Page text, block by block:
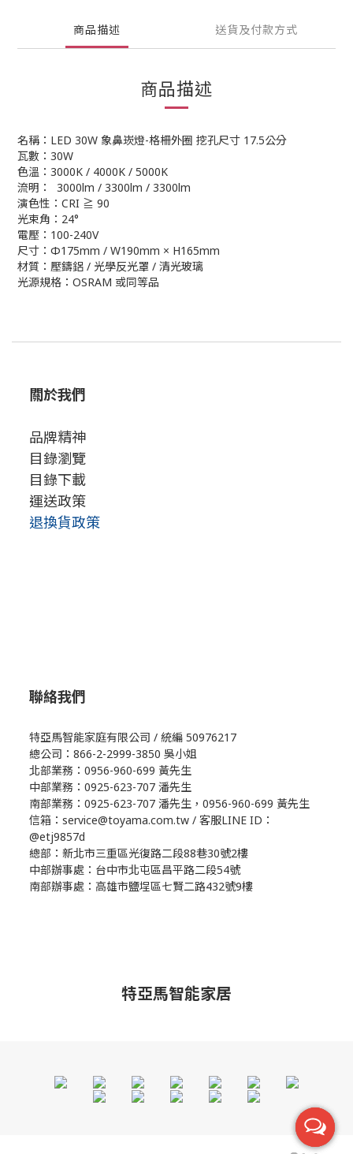
商品描述 送貨及付款方式
商品描述
名稱：LED 30W 象鼻崁燈-格柵外圈 挖孔尺寸 17.5公分
瓦數：30W
色溫：3000K / 4000K / 5000K
流明： 3000lm / 3300lm / 3300lm
演色性：CRI ≧ 90
光束角：24°
電壓：100-240V
尺寸：Φ175mm / W190mm × H165mm
材質：壓鑄鋁 / 光學反光罩 / 清光玻璃
光源規格：OSRAM 或同等品
關於我們
品牌精神
目錄瀏覽
目錄下載
運送政策
退換貨政策
聯絡我們
特亞馬智能家庭有限公司 / 統編 50976217
總公司：866-2-2999-3850 吳小姐
北部業務：0956-960-699 黃先生
中部業務：0925-623-707 潘先生
南部業務：0925-623-707 潘先生，0956-960-699 黃先生
信箱：service@toyama.com.tw / 客服LINE ID：
@etj9857d
總部：新北市三重區光復路二段88巷30號2樓
中部辦事處：台中市北屯區昌平路二段54號
南部辦事處：高雄市鹽埕區七賢二路432號9樓
特亞馬智能家居